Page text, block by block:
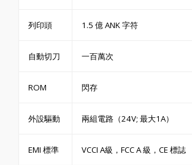
列印頭 1.5 億 ANK 字符
自動切刀 一百萬次
ROM 閃存
外設驅動 兩組電路（24V; 最大1A）
EMI 標準 VCCI A級，FCC A 級，CE 標誌